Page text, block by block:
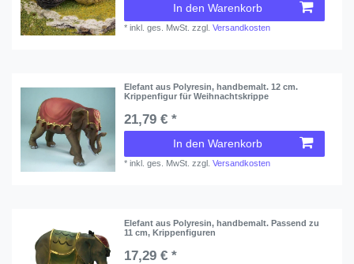
In den Warenkorb
*inkl. ges. MwSt. zzgl.Versandkosten
Elefant aus Polyresin, handbemalt. 12 cm.
Krippenfigur für Weihnachtskrippe
21,79 € *
In den Warenkorb
*inkl. ges. MwSt. zzgl.Versandkosten
Elefant aus Polyresin, handbemalt. Passend zu
11 cm, Krippenfiguren
17,29 € *